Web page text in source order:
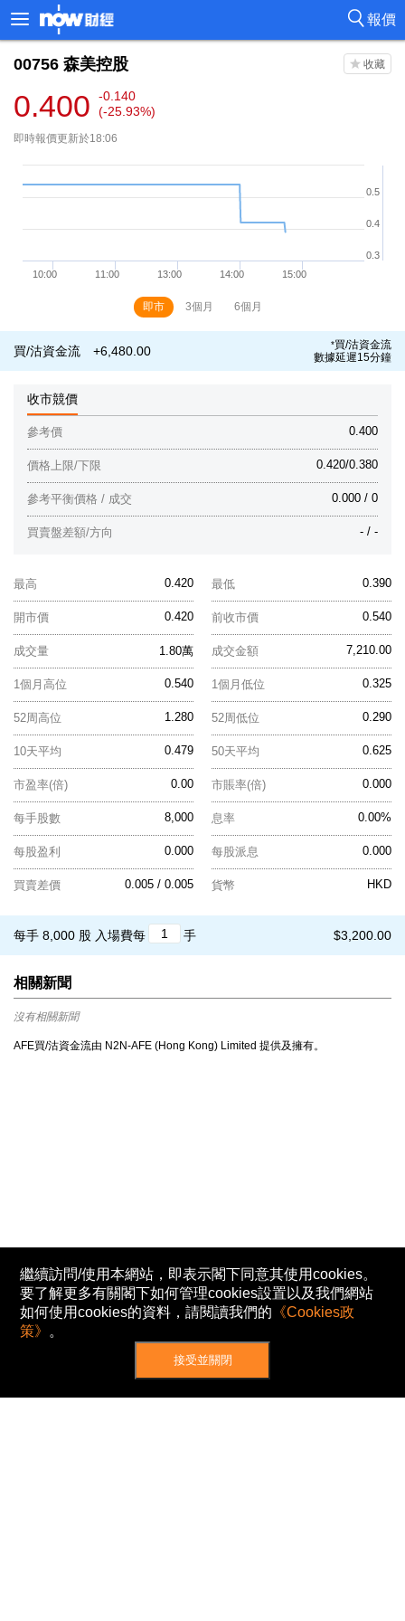
報價
00756 森美控股
0.400
-0.140
(-25.93%)
即時報價更新於18:06
即市 3個月 6個月
買/沽資金流 +6,480.00 *買/沽資金流
數據延遲15分鐘
收市競價
0.400
參考價
0.420/0.380
價格上限/下限
0.000 / 0
參考平衡價格 / 成交
- / -
買賣盤差額/方向
0.420
最高 0.390
最低
0.420
開市價 0.540
前收市價
1.80萬
成交量 7,210.00
成交金額
0.540
1個月高位 0.325
1個月低位
1.280
52周高位 0.290
52周低位
0.479
10天平均 0.625
50天平均
0.00
市盈率(倍) 0.000
市賬率(倍)
8,000
每手股數 0.00%
息率
0.000
每股盈利 0.000
每股派息
0.005 / 0.005
買賣差價 HKD
貨幣
$3,200.00
每手 8,000 股 入場費每 手
相關新聞
沒有相關新聞
AFE買/沽資金流由 N2N-AFE (Hong Kong) Limited 提供及擁有。
繼續訪問/使用本網站，即表示閣下同意其使用cookies。
要了解更多有關閣下如何管理cookies設置以及我們網站
如何使用cookies的資料，請閱讀我們的 《Cookies政
策》 。
接受並關閉